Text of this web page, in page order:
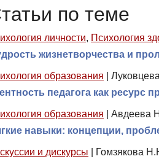
по теме
личности, Психология
жизнетворчества и
образования
педагога как ресурс
образования
Авдеева
навыки: концепции,
и дискурсы
Гомзякова